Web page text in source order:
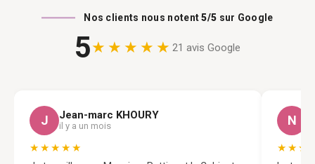
Nos clients nous notent5/5 sur Google
5★★★★★ 21 avis Google
J Jean-marc KHOURY
il y a un mois
★★★★★
N